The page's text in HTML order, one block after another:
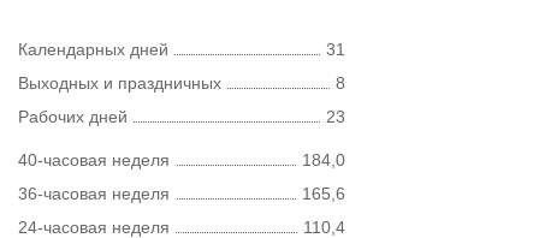
Календарных дней
31
Выходных и праздничных
8
Рабочих дней
23
40-часовая неделя
184,0
36-часовая неделя
165,6
24-часовая неделя
110,4